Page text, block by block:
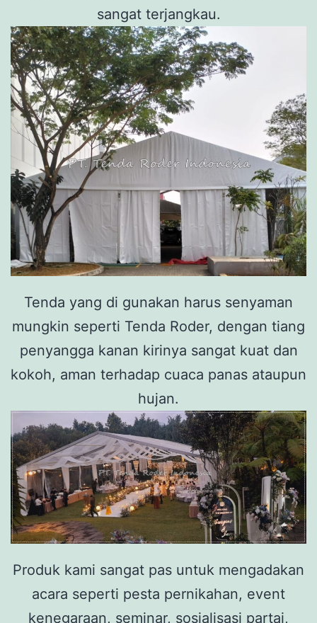
sangat terjangkau.
Tenda yang di gunakan harus senyaman
mungkin seperti Tenda Roder, dengan tiang
penyangga kanan kirinya sangat kuat dan
kokoh, aman terhadap cuaca panas ataupun
hujan.
Produk kami sangat pas untuk mengadakan
acara seperti pesta pernikahan, event
kenegaraan, seminar, sosialisasi partai,